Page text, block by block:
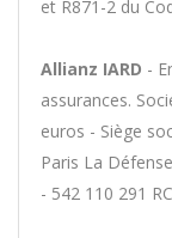
et R871-2 du
Allianz IARD -
assurances.
euros - Siège
Paris La
- 542 110 291